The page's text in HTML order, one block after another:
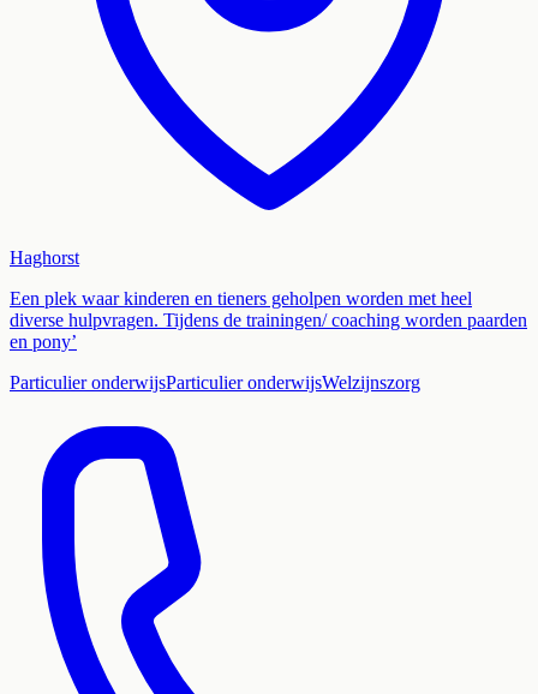
Haghorst
Een plek waar kinderen en tieners geholpen worden met heel
diverse hulpvragen. Tijdens de trainingen/ coaching worden paarden
en pony’
Particulier onderwijsParticulier onderwijsWelzijnszorg